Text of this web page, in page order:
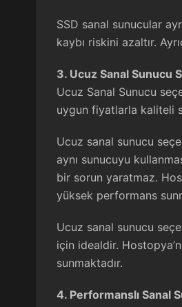
SSD sanal sunucular
kaybı riskini azaltır.
3. Ucuz Sanal Sunucu
Ucuz Sanal Sunucu
uygun fiyatlarla kaliteli
Ucuz sanal sunucu
aynı sunucuyu
bir sorun yaratmaz.
yüksek performans
Ucuz sanal sunucu
için idealdir.
sunmaktadır.
4. Performanslı Sanal